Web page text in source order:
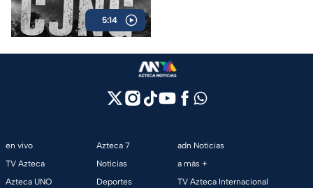
5:14
en vivo
TV Azteca
Azteca UNO
Azteca 7
Noticias
Deportes
adn Noticias
a más +
TV Azteca Internacional